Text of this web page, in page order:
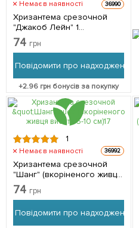
Немає в наявності 36990
Хризантема срезочной
"Джакоб Лейн" 1
саджанець в упаковці
74 грн
Повідомити про надходження
+2.96 грн бонусів за покупку
1
Немає в наявності 36992
Хризантема срезочной
"Шанг" (вкоріненого живця
висота 5-10 см) 1 саджанець
в упаковці
74 грн
Повідомити про надходження